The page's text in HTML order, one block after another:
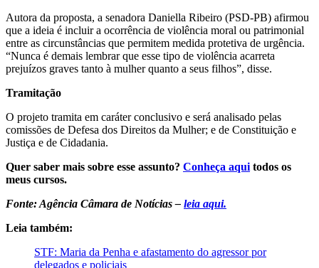
Autora da proposta, a senadora Daniella Ribeiro (PSD-PB) afirmou
que a ideia é incluir a ocorrência de violência moral ou patrimonial
entre as circunstâncias que permitem medida protetiva de urgência.
“Nunca é demais lembrar que esse tipo de violência acarreta
prejuízos graves tanto à mulher quanto a seus filhos”, disse.
Tramitação
O projeto tramita em caráter conclusivo e será analisado pelas
comissões de Defesa dos Direitos da Mulher; e de Constituição e
Justiça e de Cidadania.
Quer saber mais sobre esse assunto? Conheça aqui todos os
meus cursos.
Fonte: Agência Câmara de Notícias – leia aqui.
Leia também:
STF: Maria da Penha e afastamento do agressor por
delegados e policiais